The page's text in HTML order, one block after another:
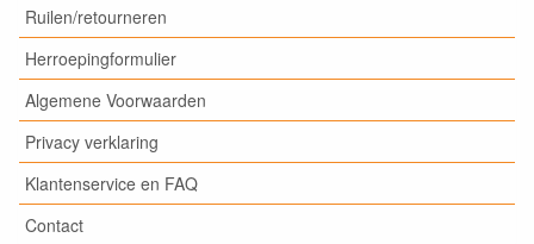
Ruilen/retourneren
Herroepingformulier
Algemene Voorwaarden
Privacy verklaring
Klantenservice en FAQ
Contact